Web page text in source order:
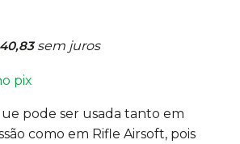
40,83sem juros
pix
pode ser usada tanto em
como em Rifle Airsoft, pois